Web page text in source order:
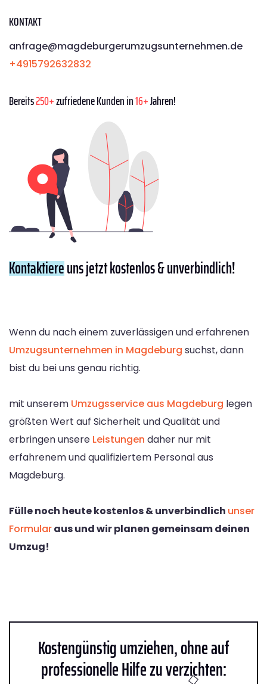
KONTAKT
anfrage@magdeburgerumzugsunternehmen.de
+4915792632832
Bereits250+zufriedene Kunden in16+Jahren!
Kontaktiereuns jetzt kostenlos & unverbindlich!
Wenn du nach einem zuverlässigen und erfahrenen
Umzugsunternehmen in Magdeburg suchst, dann
bist du bei uns genau richtig.
mit unserem Umzugsservice aus Magdeburg legen
größten Wert auf Sicherheit und Qualität und
erbringen unsere Leistungen daher nur mit
erfahrenem und qualifiziertem Personal aus
Magdeburg.
Fülle noch heute kostenlos & unverbindlich unser
Formularaus und wir planen gemeinsam deinen
Umzug!
Kostengünstig umziehen, ohne auf
professionelle Hilfe zu verzichten: